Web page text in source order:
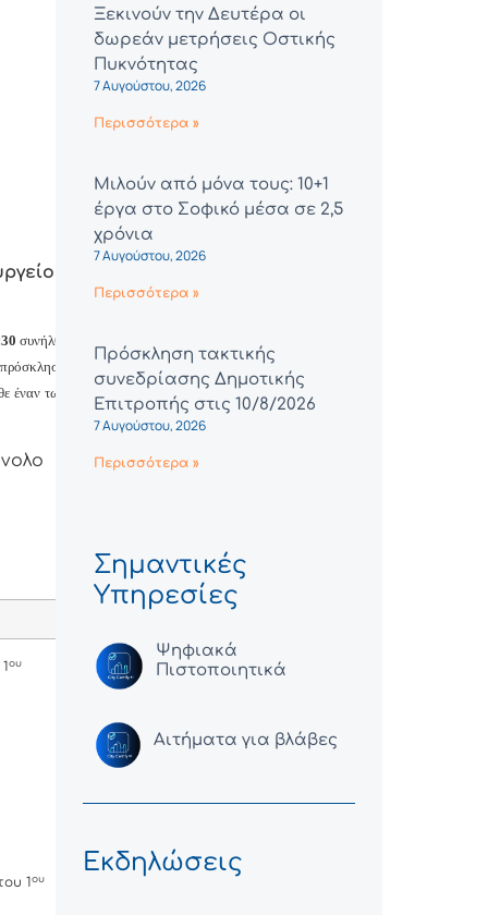
συνήλθε
έναν των
ου
1ου
Ξεκινούν την Δευτέρα οι
δωρεάν μετρήσεις Οστικής
Πυκνότητας
7 Αυγούστου, 2026
Περισσότερα »
Μιλούν από μόνα τους: 10+1
έργα στο Σοφικό μέσα σε 2,5
χρόνια
7 Αυγούστου, 2026
Περισσότερα »
Πρόσκληση τακτικής
συνεδρίασης Δημοτικής
Επιτροπής στις 10/8/2026
7 Αυγούστου, 2026
Περισσότερα »
Σημαντικές
Υπηρεσίες
Ψηφιακά
Πιστοποιητικά
Αιτήματα για βλάβες
Εκδηλώσεις